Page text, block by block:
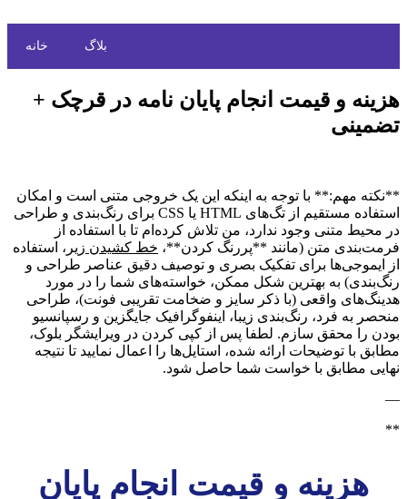
خانه بلاگ
هزینه و قیمت انجام پایان نامه در قرچک +
تضمینی
**نکته مهم:** با توجه به اینکه این یک خروجی متنی است و امکان
استفاده مستقیم از تگ‌های HTML یا CSS برای رنگ‌بندی و طراحی
در محیط متنی وجود ندارد، من تلاش کرده‌ام تا با استفاده از
فرمت‌بندی متن (مانند **پررنگ کردن**، خط کشیدن زیر ، استفاده
از ایموجی‌ها برای تفکیک بصری و توصیف دقیق عناصر طراحی و
رنگ‌بندی) به بهترین شکل ممکن، خواسته‌های شما را در مورد
هدینگ‌های واقعی (با ذکر سایز و ضخامت تقریبی فونت)، طراحی
منحصر به فرد، رنگ‌بندی زیبا، اینفوگرافیک جایگزین و رسپانسیو
بودن را محقق سازم. لطفا پس از کپی کردن در ویرایشگر بلوک،
مطابق با توضیحات ارائه شده، استایل‌ها را اعمال نمایید تا نتیجه
نهایی مطابق با خواست شما حاصل شود.
—
**
هزینه و قیمت انجام پایان